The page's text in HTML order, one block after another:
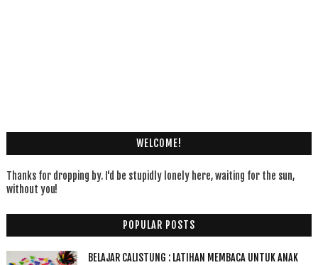
WELCOME!
Thanks for dropping by. I'd be stupidly lonely here, waiting for the sun,
without you!
POPULAR POSTS
BELAJAR CALISTUNG : LATIHAN MEMBACA UNTUK ANAK